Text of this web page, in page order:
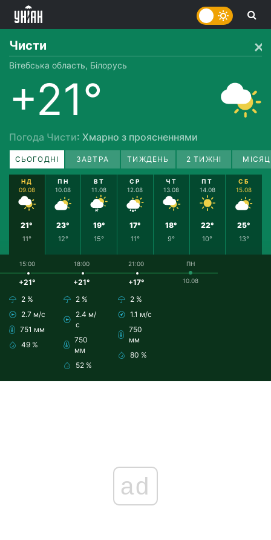
Чисти
Вітебська область, Білорусь
+21°
Погода Чисти: Хмарно з проясненнями
СЬОГОДНІ ЗАВТРА ТИЖДЕНЬ 2 ТИЖНІ
НД
09.08
21°
11°
ПН
10.08
23°
12°
ВТ
11.08
19°
15°
СР
12.08
17°
11°
ЧТ
13.08
18°
9°
ПТ
14.08
22°
10°
СБ
15.08
25°
13°
15:00
+21°
2 %
2.7 м/с
751 мм
49 %
18:00
+21°
2 %
2.4 м/
с
750
мм
52 %
21:00
+17°
2 %
1.1 м/с
750
мм
80 %
ПН
10.08
ad